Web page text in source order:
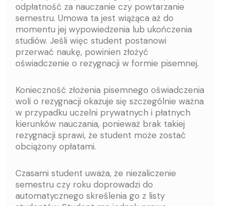
odpłatność za nauczanie czy powtarzanie
semestru. Umowa ta jest wiążąca aż do
momentu jej wypowiedzenia lub ukończenia
studiów. Jeśli więc student postanowi
przerwać naukę, powinien złożyć
oświadczenie o rezygnacji w formie pisemnej.
Konieczność złożenia pisemnego oświadczenia
woli o rezygnacji okazuje się szczególnie ważna
w przypadku uczelni prywatnych i płatnych
kierunków nauczania, ponieważ brak takiej
rezygnacji sprawi, że student może zostać
obciążony opłatami.
Czasami student uważa, że niezaliczenie
semestru czy roku doprowadzi do
automatycznego skreślenia go z listy